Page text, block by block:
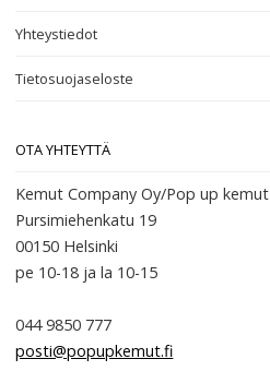
Yhteystiedot
Tietosuojaseloste
OTA YHTEYTTÄ
Kemut Company Oy/Pop up kemut
Pursimiehenkatu 19
00150 Helsinki
pe 10-18 ja la 10-15
044 9850 777
posti@popupkemut.fi